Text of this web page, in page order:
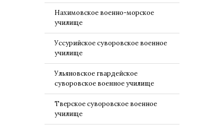
Нахимовское военно-морское
училище
Уссурийское суворовское военное
училище
Ульяновское гвардейское
суворовское военное училище
Тверское суворовское военное
училище